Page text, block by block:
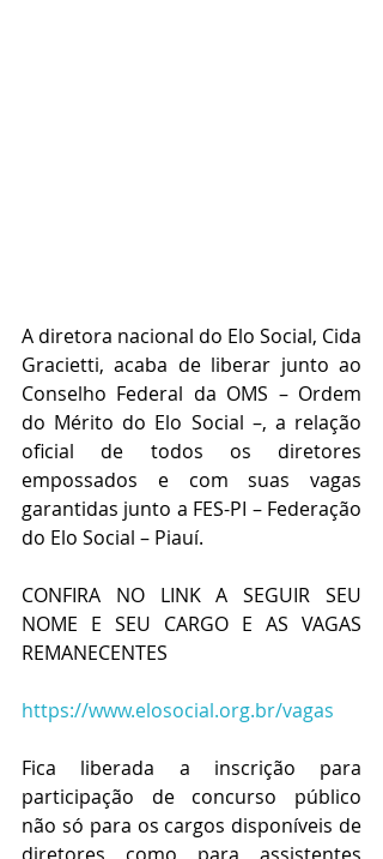
A diretora nacional do Elo Social, Cida
Gracietti, acaba de liberar junto ao
Conselho Federal da OMS – Ordem
do Mérito do Elo Social –, a relação
oficial de todos os diretores
empossados e com suas vagas
garantidas junto a FES-PI – Federação
do Elo Social – Piauí.
CONFIRA NO LINK A SEGUIR SEU
NOME E SEU CARGO E AS VAGAS
REMANECENTES
https://www.elosocial.org.br/vagas
Fica liberada a inscrição para
participação de concurso público
não só para os cargos disponíveis de